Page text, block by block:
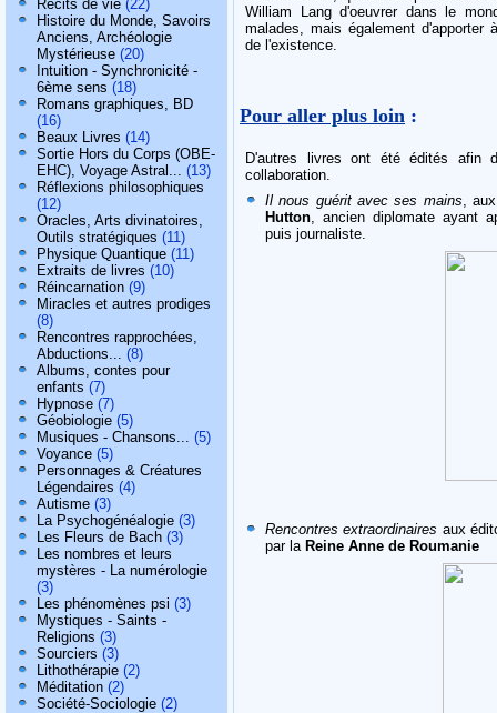
Récits de vie (22)
Histoire du Monde, Savoirs
Anciens, Archéologie
Mystérieuse (20)
Intuition - Synchronicité -
6ème sens (18)
Romans graphiques, BD
(16)
Beaux Livres (14)
Sortie Hors du Corps (OBE-
EHC), Voyage Astral... (13)
Réflexions philosophiques
(12)
Oracles, Arts divinatoires,
Outils stratégiques (11)
Physique Quantique (11)
Extraits de livres (10)
Réincarnation (9)
Miracles et autres prodiges
(8)
Rencontres rapprochées,
Abductions... (8)
Albums, contes pour
enfants (7)
Hypnose (7)
Géobiologie (5)
Musiques - Chansons... (5)
Voyance (5)
Personnages & Créatures
Légendaires (4)
Autisme (3)
La Psychogénéalogie (3)
Les Fleurs de Bach (3)
Les nombres et leurs
mystères - La numérologie
(3)
Les phénomènes psi (3)
Mystiques - Saints -
Religions (3)
Sourciers (3)
Lithothérapie (2)
Méditation (2)
Société-Sociologie (2)
William Lang d'oeuvrer dans le
malades, mais également
de l'existence.
Pour aller plus loin :
D'autres livres ont été édités afin
collaboration.
Il nous guérit avec ses mains,
Hutton, ancien diplomate ayant
puis journaliste.
Rencontres extraordinaires aux
par la Reine Anne de Roumanie